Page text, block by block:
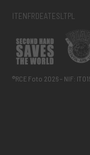
ITENFRDEATESLTPL
®RCE Foto 2026 – NIF: